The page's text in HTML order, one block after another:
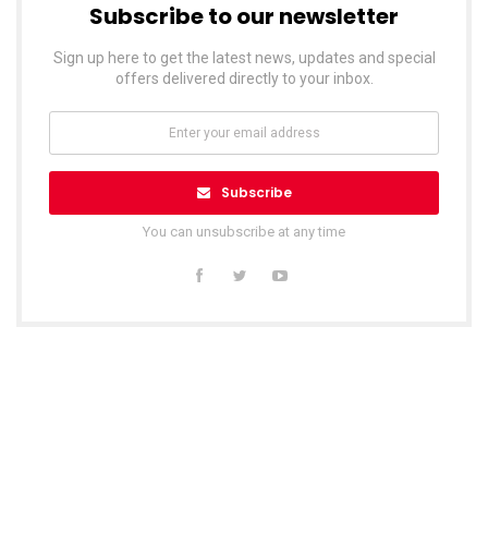
Subscribe to our newsletter
Sign up here to get the latest news, updates and special
offers delivered directly to your inbox.
Subscribe
You can unsubscribe at any time